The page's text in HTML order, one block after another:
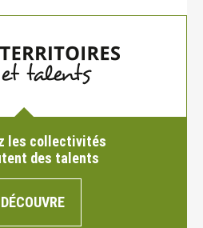
les collectivités
des talents